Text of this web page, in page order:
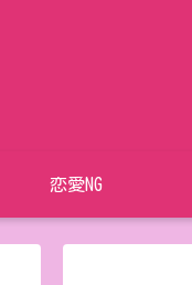
恋愛NG